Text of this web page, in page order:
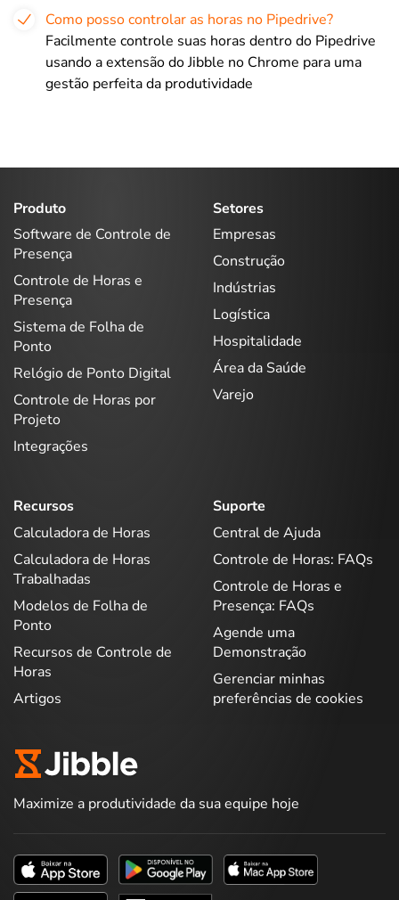
Como posso controlar as horas no Pipedrive?
Facilmente controle suas horas dentro do Pipedrive
usando a extensão do Jibble no Chrome para uma
gestão perfeita da produtividade
Produto
Software de Controle de
Presença
Controle de Horas e
Presença
Sistema de Folha de
Ponto
Relógio de Ponto Digital
Controle de Horas por
Projeto
Integrações
Setores
Empresas
Construção
Indústrias
Logística
Hospitalidade
Área da Saúde
Varejo
Recursos
Calculadora de Horas
Calculadora de Horas
Trabalhadas
Modelos de Folha de
Ponto
Recursos de Controle de
Horas
Artigos
Suporte
Central de Ajuda
Controle de Horas: FAQs
Controle de Horas e
Presença: FAQs
Agende uma
Demonstração
Gerenciar minhas
preferências de cookies
Maximize a produtividade da sua equipe hoje